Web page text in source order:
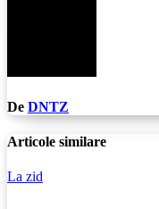
De DNTZ
Articole similare
La zid